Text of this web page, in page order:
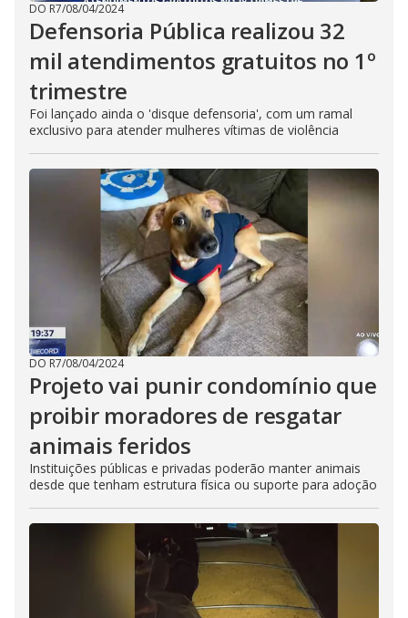
DO R7/08/04/2024
Defensoria Pública realizou 32
mil atendimentos gratuitos no 1º
trimestre
Foi lançado ainda o 'disque defensoria', com um ramal
exclusivo para atender mulheres vítimas de violência
DO R7/08/04/2024
Projeto vai punir condomínio que
proibir moradores de resgatar
animais feridos
Instituições públicas e privadas poderão manter animais
desde que tenham estrutura física ou suporte para adoção